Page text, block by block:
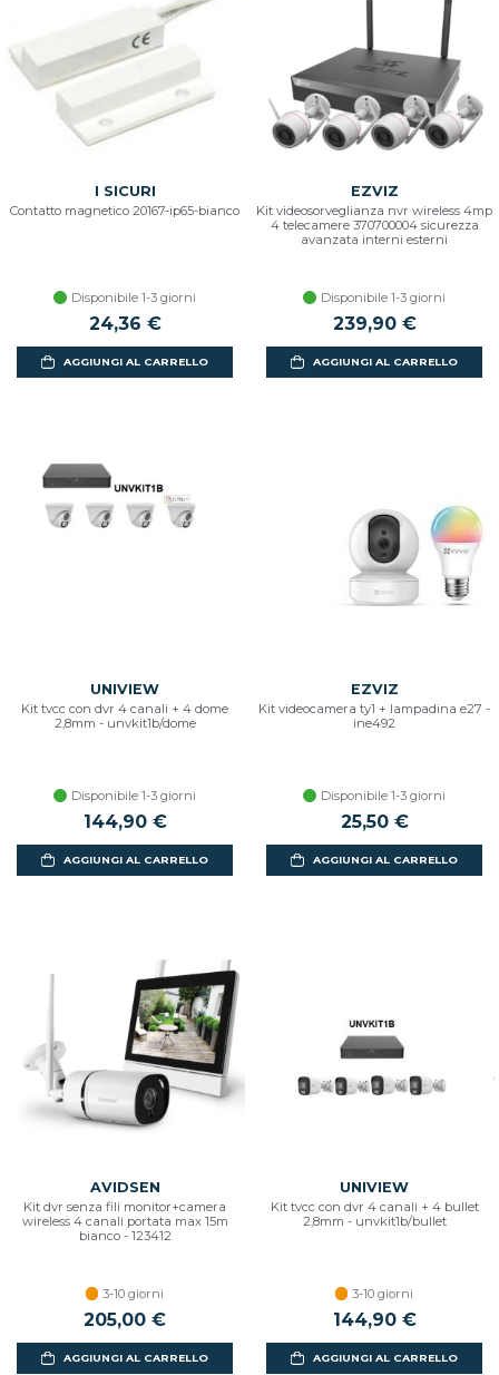
I SICURI
Contatto magnetico 20167-ip65-bianco
Disponibile 1-3 giorni
24,36 €
AGGIUNGI AL CARRELLO
EZVIZ
Kit videosorveglianza nvr wireless 4mp
4 telecamere 370700004 sicurezza
avanzata interni esterni
Disponibile 1-3 giorni
239,90 €
AGGIUNGI AL CARRELLO
UNIVIEW
Kit tvcc con dvr 4 canali + 4 dome
2,8mm - unvkit1b/dome
Disponibile 1-3 giorni
144,90 €
AGGIUNGI AL CARRELLO
EZVIZ
Kit videocamera ty1 + lampadina e27 -
ine492
Disponibile 1-3 giorni
25,50 €
AGGIUNGI AL CARRELLO
AVIDSEN
Kit dvr senza fili monitor+camera
wireless 4 canali portata max 15m
bianco - 123412
3-10 giorni
205,00 €
AGGIUNGI AL CARRELLO
UNIVIEW
Kit tvcc con dvr 4 canali + 4 bullet
2,8mm - unvkit1b/bullet
3-10 giorni
144,90 €
AGGIUNGI AL CARRELLO